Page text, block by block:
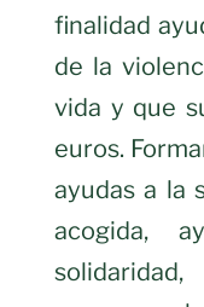
finalidad
de la
vida y que
euros.
ayudas a la
acogida,